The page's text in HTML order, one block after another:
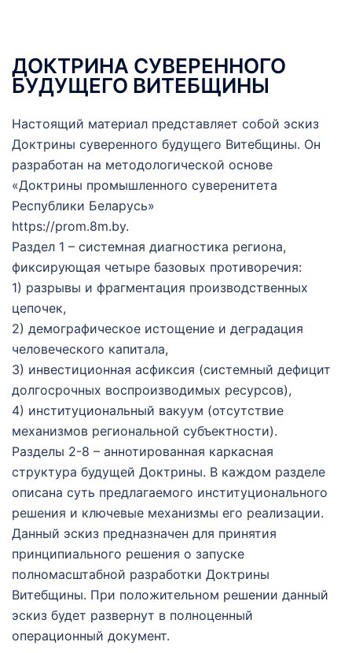
ДОКТРИНА СУВЕРЕННОГО
БУДУЩЕГО ВИТЕБЩИНЫ
Настоящий материал представляет собой эскиз
Доктрины суверенного будущего Витебщины. Он
разработан на методологической основе
«Доктрины промышленного суверенитета
Республики Беларусь»
https://prom.8m.by.
Раздел 1 – системная диагностика региона,
фиксирующая четыре базовых противоречия:
1) разрывы и фрагментация производственных
цепочек,
2) демографическое истощение и деградация
человеческого капитала,
3) инвестиционная асфиксия (системный дефицит
долгосрочных воспроизводимых ресурсов),
4) институциональный вакуум (отсутствие
механизмов региональной субъектности).
Разделы 2-8 – аннотированная каркасная
структура будущей Доктрины. В каждом разделе
описана суть предлагаемого институционального
решения и ключевые механизмы его реализации.
Данный эскиз предназначен для принятия
принципиального решения о запуске
полномасштабной разработки Доктрины
Витебщины. При положительном решении данный
эскиз будет развернут в полноценный
операционный документ.